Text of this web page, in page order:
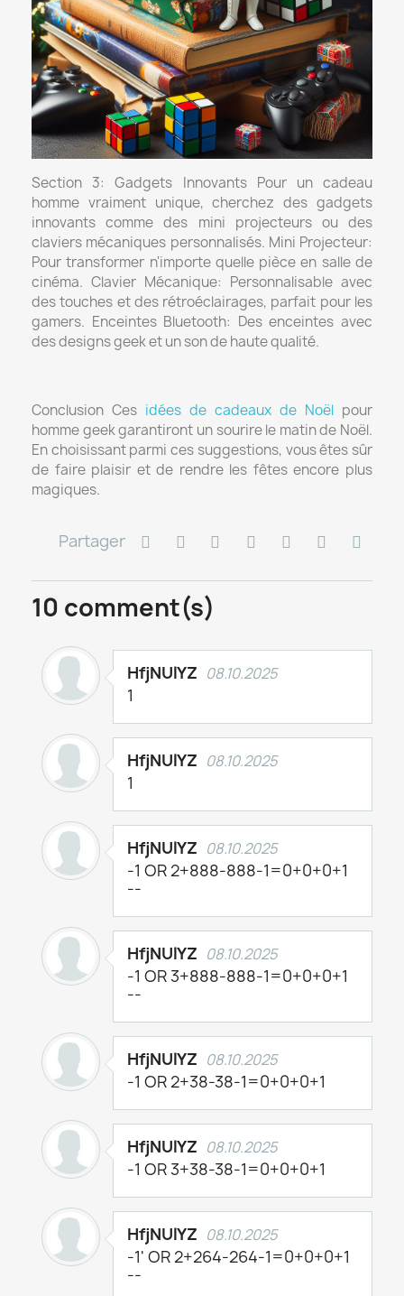
Section 3: Gadgets Innovants Pour un cadeau
homme vraiment unique, cherchez des gadgets
innovants comme des mini projecteurs ou des
claviers mécaniques personnalisés. Mini Projecteur:
Pour transformer n'importe quelle pièce en salle de
cinéma. Clavier Mécanique: Personnalisable avec
des touches et des rétroéclairages, parfait pour les
gamers. Enceintes Bluetooth: Des enceintes avec
des designs geek et un son de haute qualité.
Conclusion Ces idées de cadeaux de Noël pour
homme geek garantiront un sourire le matin de Noël.
En choisissant parmi ces suggestions, vous êtes sûr
de faire plaisir et de rendre les fêtes encore plus
magiques.
Partager
10 comment(s)
HfjNUlYZ 08.10.2025
1
HfjNUlYZ 08.10.2025
1
HfjNUlYZ 08.10.2025
-1 OR 2+888-888-1=0+0+0+1
--
HfjNUlYZ 08.10.2025
-1 OR 3+888-888-1=0+0+0+1
--
HfjNUlYZ 08.10.2025
-1 OR 2+38-38-1=0+0+0+1
HfjNUlYZ 08.10.2025
-1 OR 3+38-38-1=0+0+0+1
HfjNUlYZ 08.10.2025
-1' OR 2+264-264-1=0+0+0+1
--